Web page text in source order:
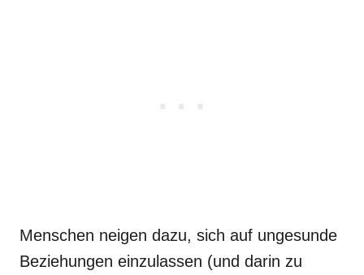
Menschen neigen dazu, sich auf ungesunde
Beziehungen einzulassen (und darin zu